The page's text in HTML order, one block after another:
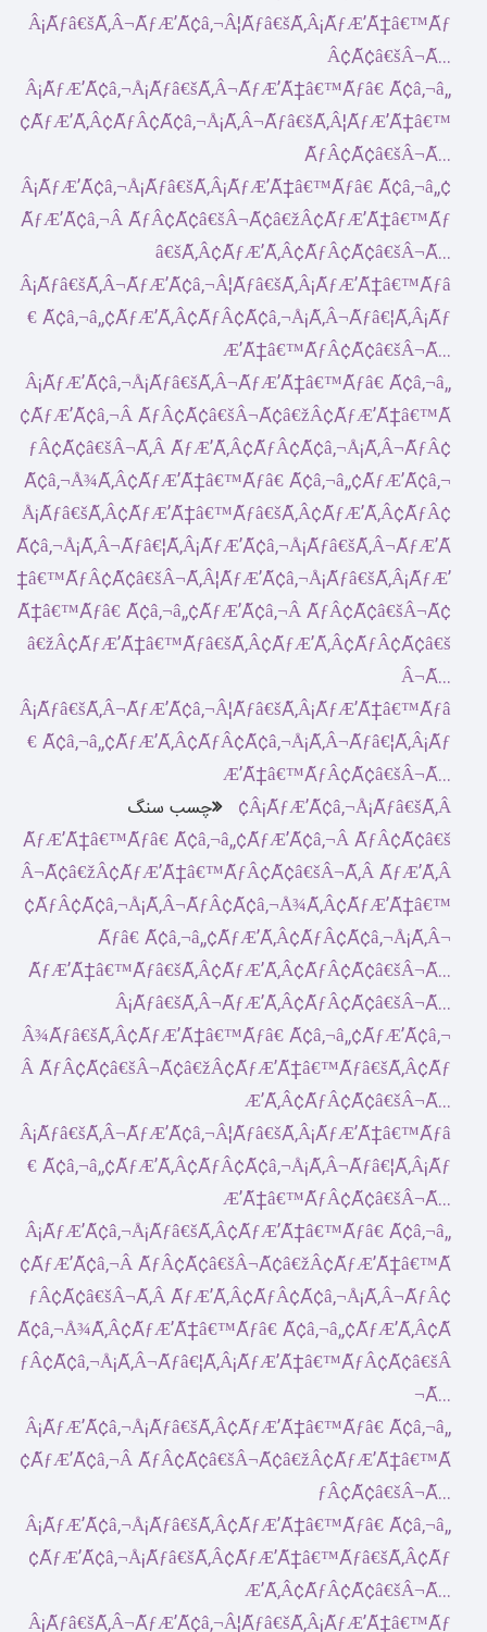
چسب سنگ